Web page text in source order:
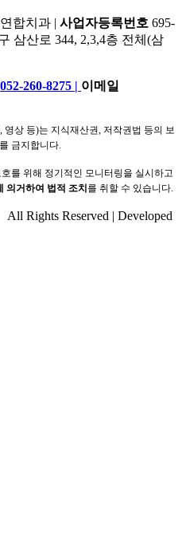
합치과 | 사업자등록번호 695-
삼산로 344, 2,3,4층 전체(삼
052-260-8275 | 이메일
상 등)는 지식재산권, 저작권법 등의 보
금지합니다.
를 위해 정기적인 모니터링을 실시하고
의거하여 법적 조치 를 취할 수 있습니다.
All Rights Reserved | Developed